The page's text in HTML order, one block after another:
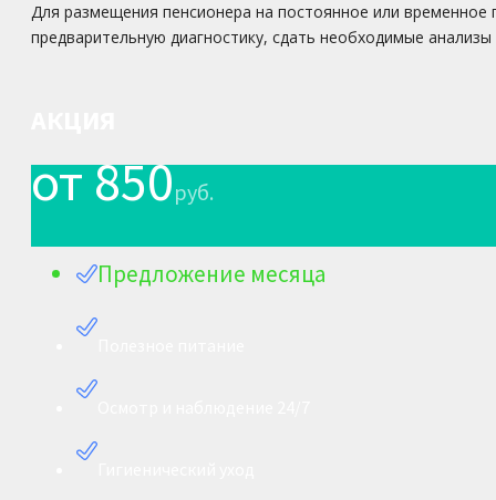
Для размещения пенсионера на постоянное или
предварительную диагностику, сдать необходимые
от 850руб.
Предложение месяца